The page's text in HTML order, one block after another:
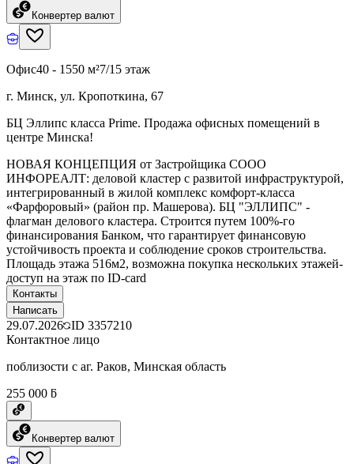
Конвертер валют
Офис40 - 1550 м²7/15 этаж
г. Минск, ул. Кропоткина, 67
БЦ Эллипс класса Prime. Продажа офисных помещений в
центре Минска!
НОВАЯ КОНЦЕПЦИЯ от Застройщика СООО
ИНФОРЕАЛТ: деловой кластер с развитой инфраструктурой,
интегрированный в жилой комплекс комфорт-класса
«Фарфоровый» (район пр. Машерова). БЦ "ЭЛЛИПС" -
флагман делового кластера. Строится путем 100%-го
финансирования Банком, что гарантирует финансовую
устойчивость проекта и соблюдение сроков строительства.
Площадь этажа 516м2, возможна покупка нескольких этажей-
доступ на этаж по ID-card
Контакты
Написать
29.07.2026 ID 3357210
Контактное лицо
поблизости с аг. Раков, Минская область
255 000 ƃ
Конвертер валют